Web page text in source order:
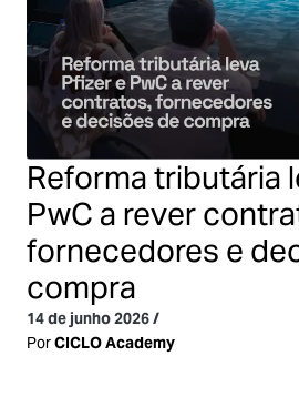
Reforma tributária
PwC a rever
fornecedores e
compra
14 de junho 2026/
PorCICLO Academy